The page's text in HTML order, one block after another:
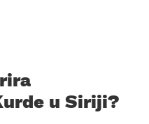
u Siriji?